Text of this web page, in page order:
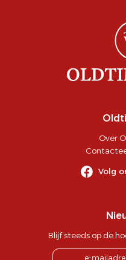
Over
Volg
Blijf steeds op de